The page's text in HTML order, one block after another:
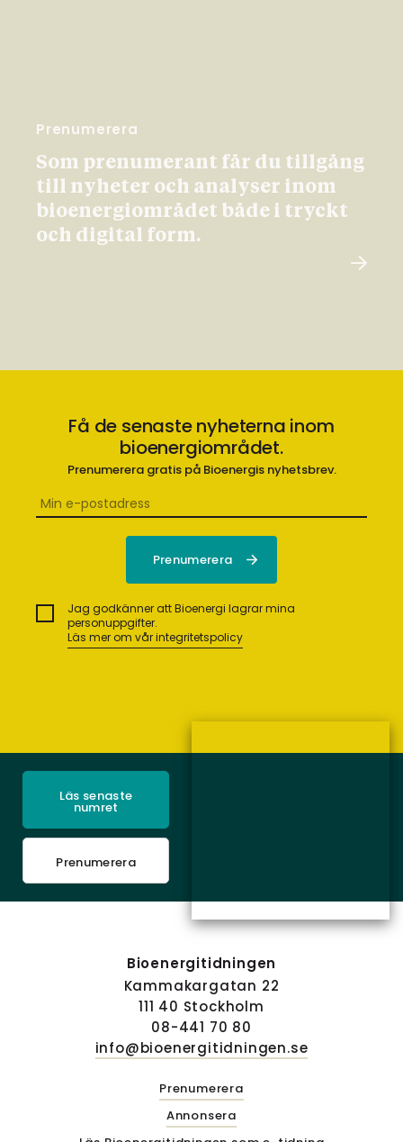
Prenumerera
Som prenumerant får du tillgång
till nyheter och analyser inom
bioenergiområdet både i tryckt
och digital form.
Få de senaste nyheterna inom
bioenergiområdet.
Prenumerera gratis på Bioenergis nyhetsbrev.
Jag godkänner att Bioenergi lagrar mina
personuppgifter.
Läs mer om vår integritetspolicy
Läs senaste
numret
Prenumerera
Bioenergitidningen
Kammakargatan 22
111 40 Stockholm
08-441 70 80
info@bioenergitidningen.se
Prenumerera
Annonsera